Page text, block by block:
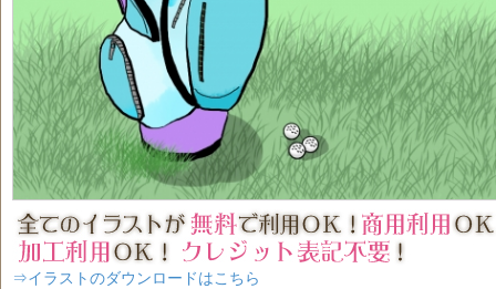
⇒イラストのダウンロードはこちら